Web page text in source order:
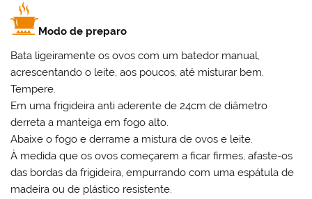
Modo de preparo
Bata ligeiramente os ovos com um batedor manual,
acrescentando o leite, aos poucos, até misturar bem.
Tempere.
Em uma frigideira anti aderente de 24cm de diâmetro
derreta a manteiga em fogo alto.
Abaixe o fogo e derrame a mistura de ovos e leite.
À medida que os ovos começarem a ficar firmes, afaste-os
das bordas da frigideira, empurrando com uma espátula de
madeira ou de plástico resistente.